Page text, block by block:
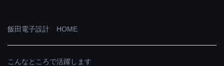
飯田電子設計 HOME
こんなところで活躍します